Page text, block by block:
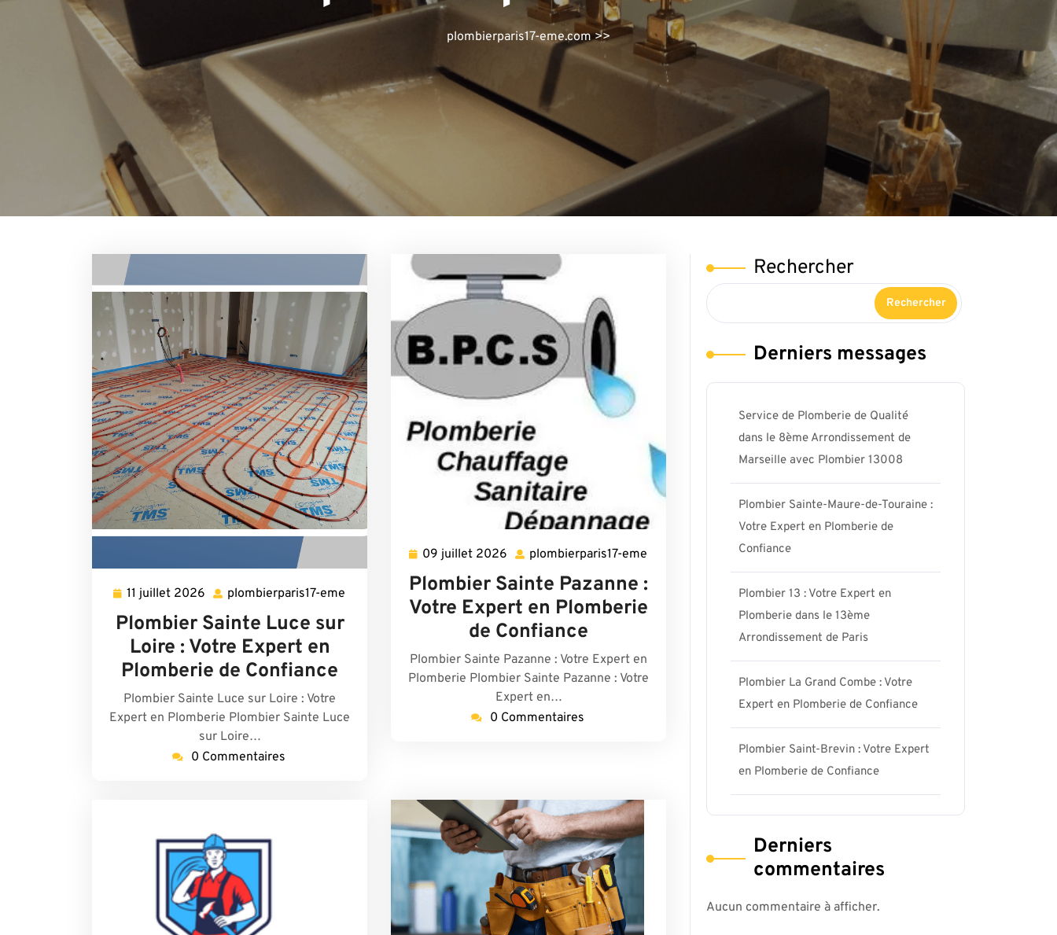
plombierparis17-eme.com>>
11 juillet 2026 11
juillet
2026
plombierparis17-eme plombierparis17-
Plombier Sainte Luce sur
Loire : Votre Expert en
Plomberie de Confiance
Plombier Sainte Luce sur Loire : Votre
Expert en Plomberie Plombier Sainte Luce
sur Loire…
0 Commentaires
09 juillet 2026 09
juillet
2026
plombierparis17-eme plombierparis17-
Plombier Sainte Pazanne :
Votre Expert en Plomberie
de Confiance
Plombier Sainte Pazanne : Votre Expert en
Plomberie Plombier Sainte Pazanne : Votre
Expert en…
0 Commentaires
Rechercher
Rechercher
Derniers messages
Service de Plomberie de Qualité
dans le 8ème Arrondissement de
Marseille avec Plombier 13008
Plombier Sainte-Maure-de-Touraine :
Votre Expert en Plomberie de
Confiance
Plombier 13 : Votre Expert en
Plomberie dans le 13ème
Arrondissement de Paris
Plombier La Grand Combe : Votre
Expert en Plomberie de Confiance
Plombier Saint-Brevin : Votre Expert
en Plomberie de Confiance
Derniers
commentaires
Aucun commentaire à afficher.